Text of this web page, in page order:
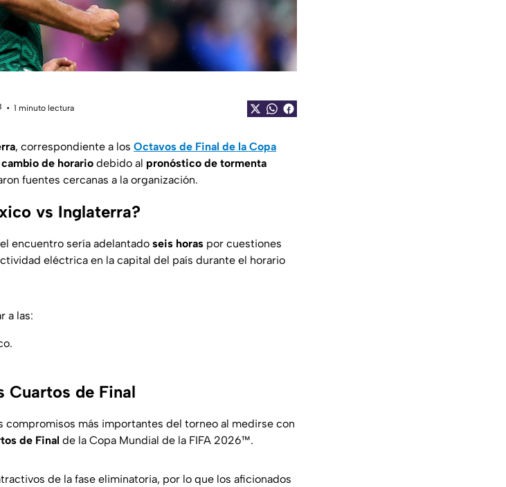
1 minuto lectura
, correspondiente a los Octavos de Final de la Copa
cambio de horario debido al pronóstico de tormenta
fuentes cercanas a la organización.
vs Inglaterra?
encuentro sería adelantado seis horas por cuestiones
eléctrica en la capital del país durante el horario
a las:
Cuartos de Final
compromisos más importantes del torneo al medirse con
de Final de la Copa Mundial de la FIFA 2026™.
de la fase eliminatoria, por lo que los aficionados